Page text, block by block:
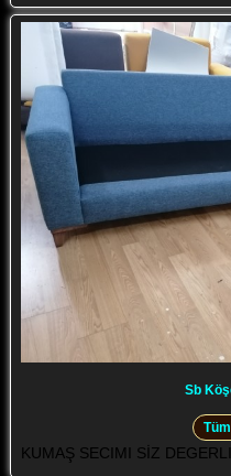
Sb
KUMAŞ SECIMI SİZ